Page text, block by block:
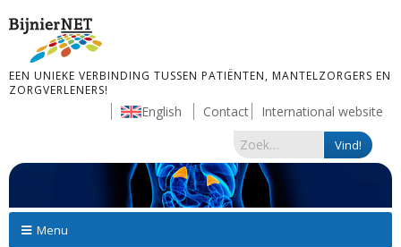
EEN UNIEKE VERBINDING TUSSEN PATIËNTEN, MANTELZORGERS EN
ZORGVERLENERS!
English Contact International website
Menu